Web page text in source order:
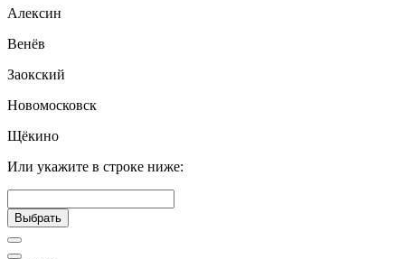
Алексин
Венёв
Заокский
Новомосковск
Щёкино
Или укажите в строке ниже:
Выбрать